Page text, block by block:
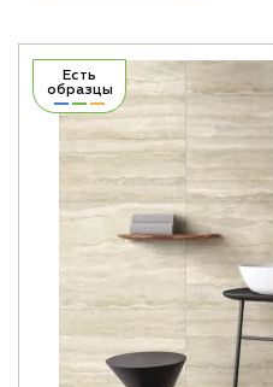
Есть
образцы